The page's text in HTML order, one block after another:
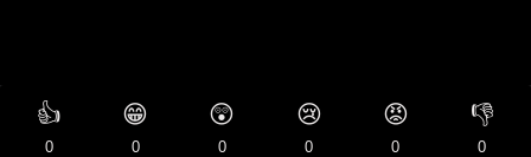
👍
0
😁
0
😲
0
😢
0
😡
0
👎
0